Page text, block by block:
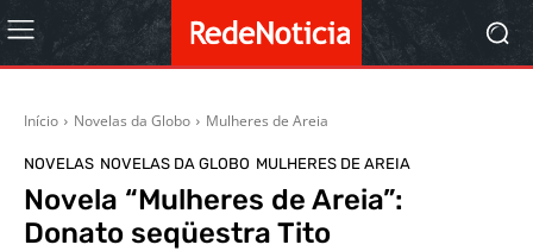
Início Novelas da Globo Mulheres de Areia
NOVELAS NOVELAS DA GLOBO MULHERES DE AREIA
Novela “Mulheres de Areia”:
Donato seqüestra Tito